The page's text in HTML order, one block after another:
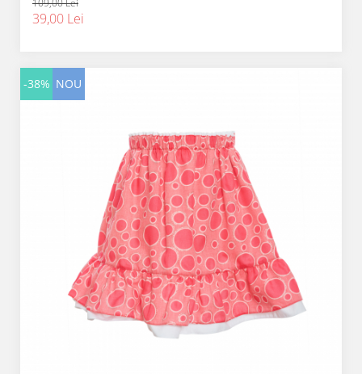
109,00 Lei
39,00 Lei
-38% NOU